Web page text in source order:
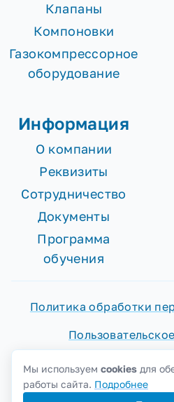
Клапаны
Компоновки
Газокомпрессорное
оборудование
Информация
О компании
Реквизиты
Сотрудничество
Документы
Программа
обучения
Политика обработки
Согласие на обработку
Политика
Мы используем cookies для
работы сайта. Подробнее